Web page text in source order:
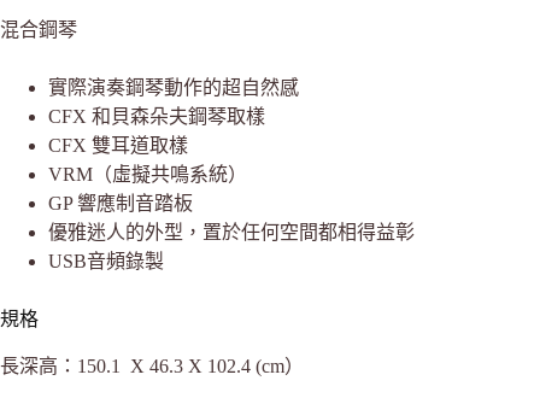
混合鋼琴
實際演奏鋼琴動作的超自然感
CFX 和貝森朵夫鋼琴取樣
CFX 雙耳道取樣
VRM（虛擬共鳴系統）
GP 響應制音踏板
優雅迷人的外型，置於任何空間都相得益彰
USB音頻錄製
規格
長深高：150.1 X 46.3 X 102.4 (cm）